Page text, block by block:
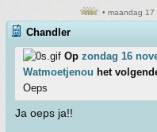
• maandag 17
Chandler
Op zondag 16
Watmoetjenou het
Oeps
Ja oeps ja!!